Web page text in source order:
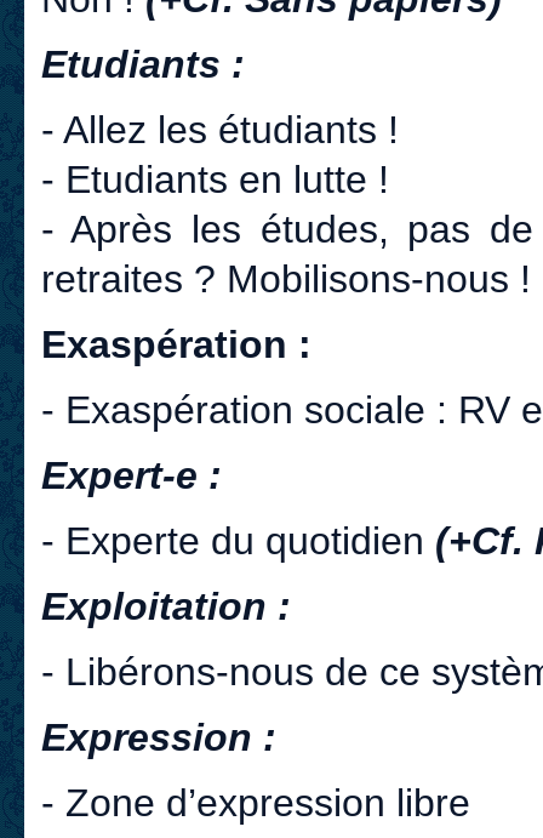
Etudiants :
- Allez les étudiants !
- Etudiants en lutte !
- Après les études, pas
retraites ? Mobilisons-nous !
Exaspération :
- Exaspération sociale : RV
Expert-e :
- Experte du quotidien (+Cf.
Exploitation :
- Libérons-nous de ce
Expression :
- Zone d’expression libre